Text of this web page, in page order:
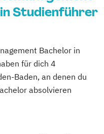
Studienführer
Bachelor in
für dich 4
Baden, an denen du
absolvieren